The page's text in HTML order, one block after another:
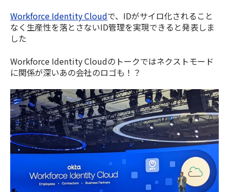
Workforce Identity Cloudで、IDがサイロ化されること
なく生産性を落とさないID管理を実現できると発表しま
した
Workforce Identity Cloudのトークではネクストモード
に関係が深いあの会社のロゴも！？